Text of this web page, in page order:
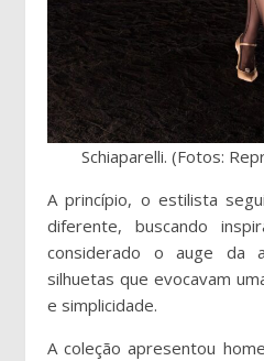
Schiaparelli. (Fotos:
A princípio, o estilista
diferente, buscando
considerado o auge da
silhuetas que evocavam
e simplicidade.
A coleção apresentou